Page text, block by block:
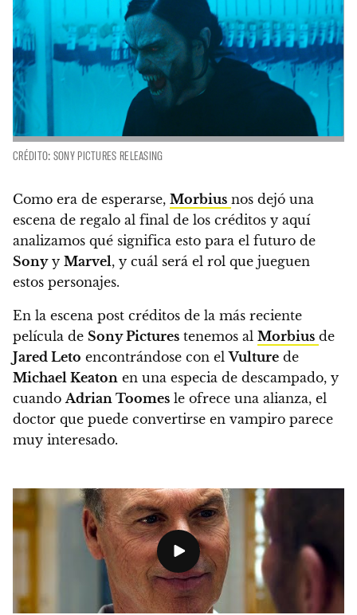
CRÉDITO: SONY PICTURES RELEASING
Como era de esperarse, Morbius nos dejó una
escena de regalo al final de los créditos y aquí
analizamos qué significa esto para el futuro de
Sonyy Marvel, y cuál será el rol que jueguen
estos personajes.
En la escena post créditos de la más reciente
película de Sony Pictures tenemos al Morbius de
Jared Leto encontrándose con elVulture de
Michael Keaton en una especia de descampado, y
cuandoAdrian Toomes le ofrece una alianza, el
doctor que puede convertirse en vampiro parece
muy interesado.